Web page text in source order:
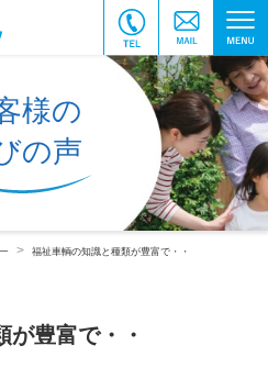
様の
の声
福祉車輌の知識と種類が豊富で・・
が豊富で・・